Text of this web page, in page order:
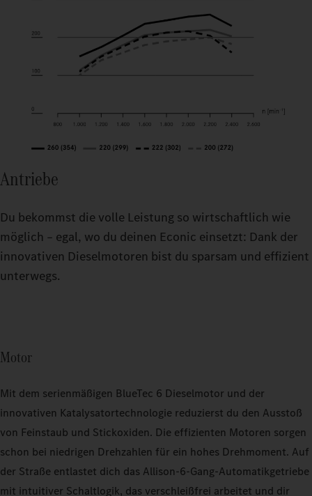
Antriebe
Du bekommst die volle Leistung so wirtschaftlich wie
möglich – egal, wo du deinen Econic einsetzt: Dank der
innovativen Dieselmotoren bist du sparsam und effizient
unterwegs.
Motor
Mit dem serienmäßigen BlueTec 6 Dieselmotor und der
innovativen Katalysatortechnologie reduzierst du den Ausstoß
von Feinstaub und Stickoxiden. Die effizienten Motoren sorgen
schon bei niedrigen Drehzahlen für ein hohes Drehmoment. Auf
der Straße entlastet dich das Allison-6-Gang-Automatikgetriebe
mit intuitiver Schaltlogik, das verschleißfrei arbeitet und dir